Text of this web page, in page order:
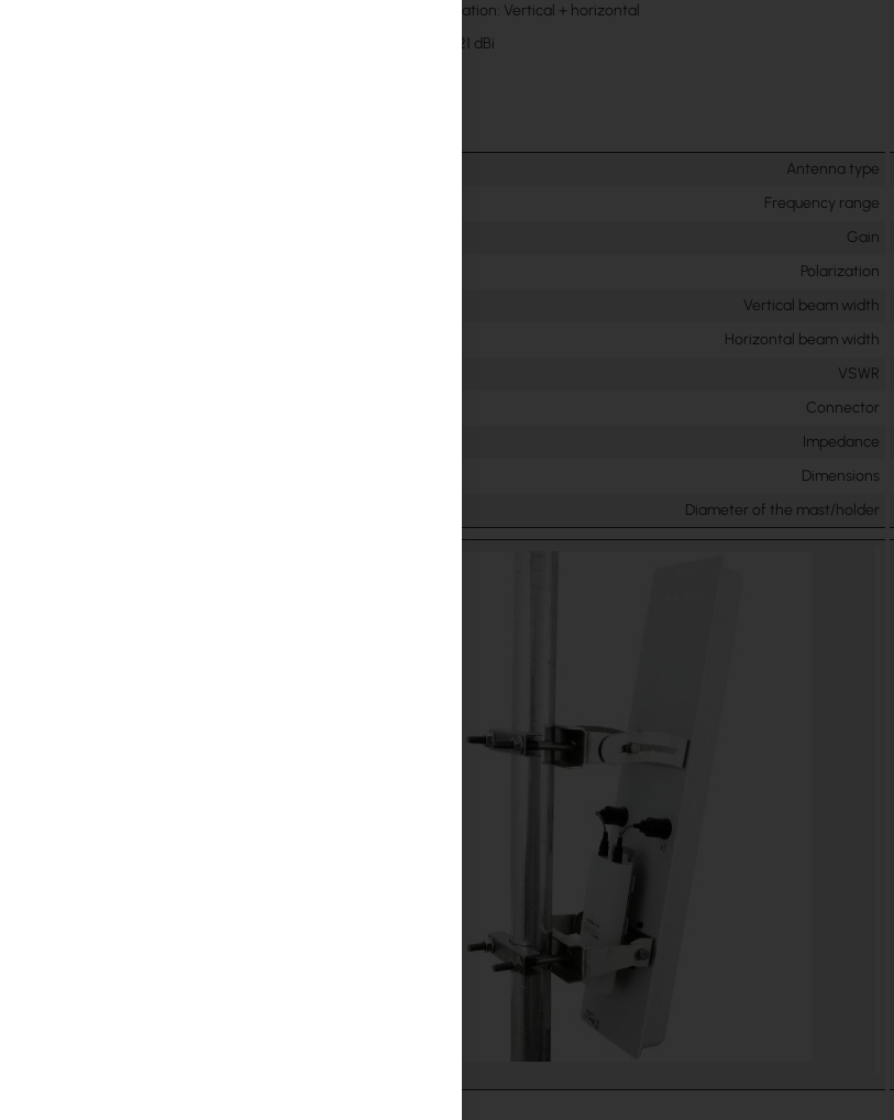
Polarization: Vertical + horizontal
Gain: 21 dBi
Antenna type
Frequency range
Gain
Polarization
Vertical beam width
Horizontal beam width
VSWR
Connector
Impedance
Dimensions
Diameter of the mast/holder